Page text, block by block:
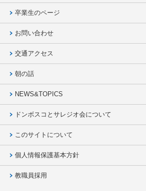
卒業生のページ
お問い合わせ
交通アクセス
朝の話
NEWS&TOPICS
ドンボスコとサレジオ会について
このサイトについて
個人情報保護基本方針
教職員採用